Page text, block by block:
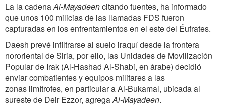
La la cadenaAl-Mayadeencitando fuentes, ha informado
que unos 100 milicias de las llamadas FDS fueron
capturadas en los enfrentamientos en el este del Éufrates.
Daesh prevé infiltrarse al suelo iraquí desde la frontera
nororiental de Siria, por ello, las Unidades de Movilización
Popular de Irak (Al-Hashad Al-Shabi, en árabe) decidió
enviar combatientes y equipos militares a las
zonas limítrofes, en particular a Al-Bukamal, ubicada al
sureste de Deir Ezzor, agregaAl-Mayadeen.